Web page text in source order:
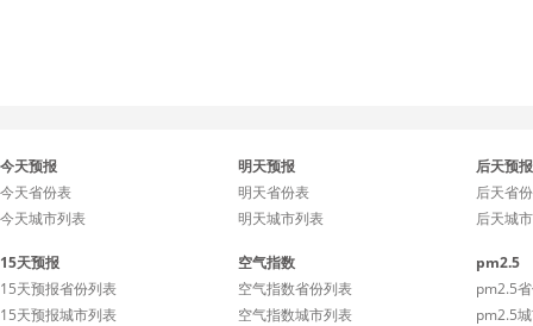
今天预报
今天省份表
今天城市列表
明天预报
明天省份表
明天城市列表
后天预报
后天省
后天城
15天预报
15天预报省份列表
15天预报城市列表
空气指数
空气指数省份列表
空气指数城市列表
pm2.5
pm2.5
pm2.5